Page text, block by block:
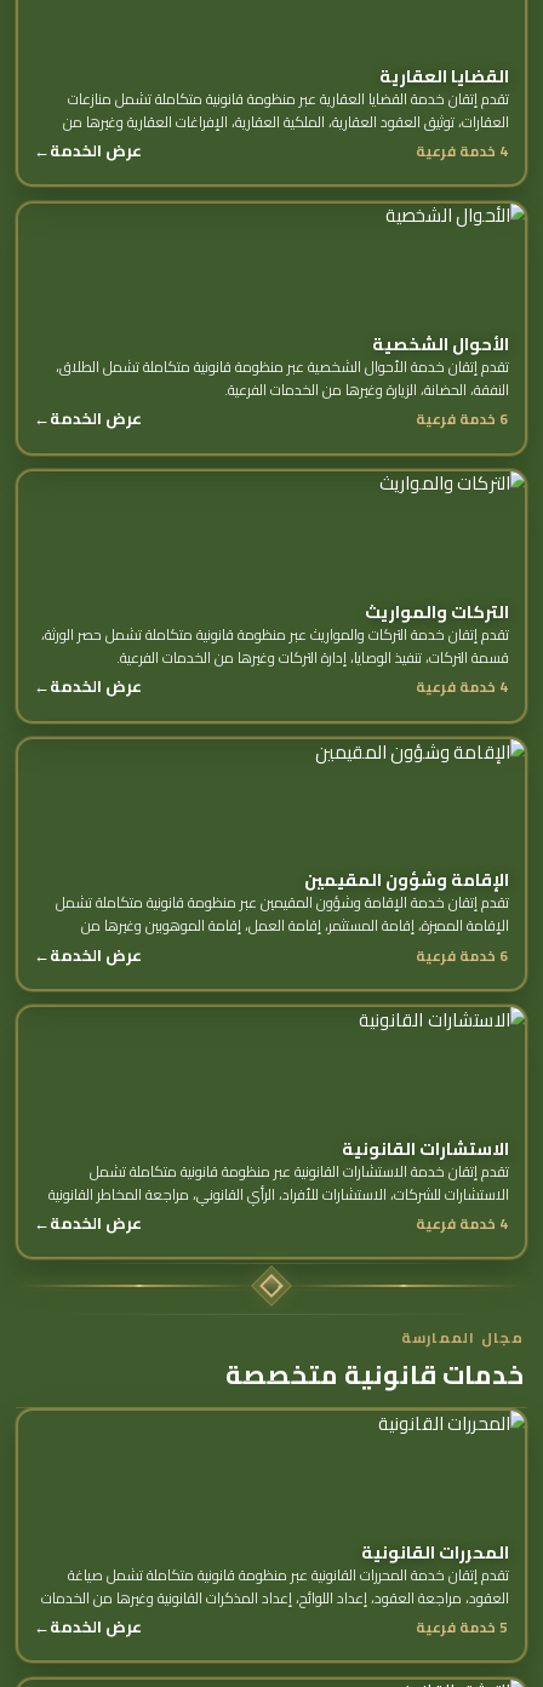
القضايا العقارية
تقدم إتقان خدمة القضايا العقارية عبر منظومة قانونية متكاملة تشمل منازعات
العقارات، توثيق العقود العقارية، الملكية العقارية، الإفراغات العقارية وغيرها من
الخدمات الفرعية.4 خدمة فرعية عرض الخدمة←
الأحوال الشخصية
تقدم إتقان خدمة الأحوال الشخصية عبر منظومة قانونية متكاملة تشمل الطلاق،
النفقة، الحضانة، الزيارة وغيرها من الخدمات الفرعية.
6 خدمة فرعية عرض الخدمة←
التركات والمواريث
تقدم إتقان خدمة التركات والمواريث عبر منظومة قانونية متكاملة تشمل حصر الورثة،
قسمة التركات، تنفيذ الوصايا، إدارة التركات وغيرها من الخدمات الفرعية.
4 خدمة فرعية عرض الخدمة←
الإقامة وشؤون المقيمين
تقدم إتقان خدمة الإقامة وشؤون المقيمين عبر منظومة قانونية متكاملة تشمل
الإقامة المميزة، إقامة المستثمر، إقامة العمل، إقامة الموهوبين وغيرها من
الخدمات الفرعية.
6 خدمة فرعية عرض الخدمة←
الاستشارات القانونية
تقدم إتقان خدمة الاستشارات القانونية عبر منظومة قانونية متكاملة تشمل
الاستشارات للشركات، الاستشارات للأفراد، الرأي القانوني، مراجعة المخاطر القانونية
وغيرها من الخدمات الفرعية.4 خدمة فرعية عرض الخدمة←
مجال الممارسة
خدمات قانونية متخصصة
المحررات القانونية
تقدم إتقان خدمة المحررات القانونية عبر منظومة قانونية متكاملة تشمل صياغة
العقود، مراجعة العقود، إعداد اللوائح، إعداد المذكرات القانونية وغيرها من الخدمات
الفرعية.
5 خدمة فرعية عرض الخدمة←